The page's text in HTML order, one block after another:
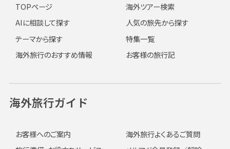
TOPページ
海外ツアー検索
AIに相談して探す
人気の旅先から探す
テーマから探す
特集一覧
海外旅行のおすすめ情報
お客様の旅行記
海外旅行ガイド
お客様へのご案内
海外旅行よくあるご質問